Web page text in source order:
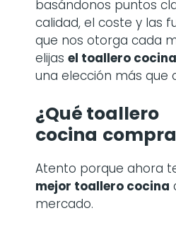
basándonos puntos
calidad, el coste y las
que nos otorga cada
elijas el toallero cocina
una elección más que
¿Qué toallero
cocina
Atento porque ahora
mejor toallero cocina
mercado.